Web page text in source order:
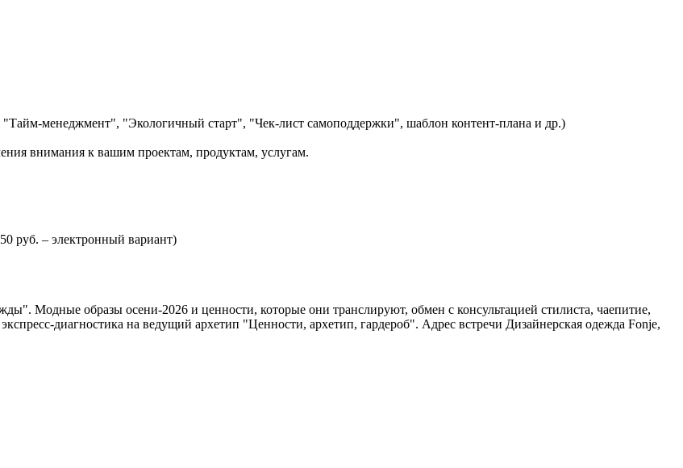
менеджмент", "Экологичный старт", "Чек-лист самоподдержки", шаблон контент-плана и др.)
внимания к вашим проектам, продуктам, услугам.
руб. – электронный вариант)
Модные образы осени-2026 и ценности, которые они транслируют, обмен с консультацией стилиста, чаепитие,
диагностика на ведущий архетип "Ценности, архетип, гардероб". Адрес встречи Дизайнерская одежда Fonje,